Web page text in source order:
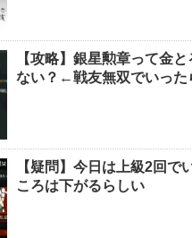
【攻略】銀星勲章って金
ない？←戦友無双でいった
【疑問】今日は上級2回で
ころは下がるらしい